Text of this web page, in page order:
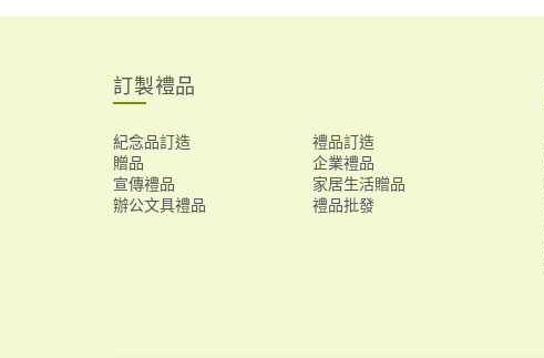
訂製禮品
紀念品訂造
禮品訂造
贈品
企業禮品
宣傳禮品
家居生活贈品
辦公文具禮品
禮品批發